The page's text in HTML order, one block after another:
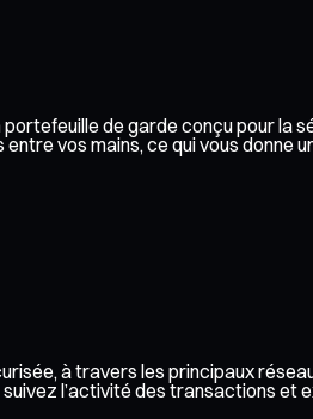
de garde conçu pour la
vos mains, ce qui vous donne
à travers les principaux
l’activité des transactions